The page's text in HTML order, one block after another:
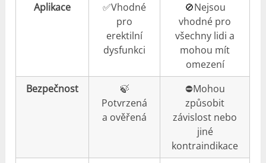
Aplikace
✅Vhodné
pro
erektilní
dysfunkci
🚫Nejsou
vhodné pro
všechny lidi a
mohou mít
omezení
Bezpečnost
🍃
Potvrzená
a ověřená
⛔️Mohou
způsobit
závislost nebo
jiné
kontraindikace